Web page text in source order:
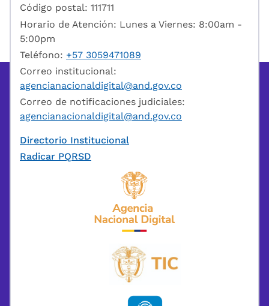
Código postal: 111711
Horario de Atención: Lunes a Viernes: 8:00am -
5:00pm
Teléfono: +57 3059471089
Correo institucional:
agencianacionaldigital@and.gov.co
Correo de notificaciones judiciales:
agencianacionaldigital@and.gov.co
Directorio Institucional
Radicar PQRSD